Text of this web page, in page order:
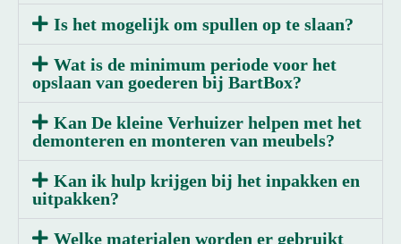
Is het mogelijk om spullen op te slaan?
Wat is de minimum periode voor het
opslaan van goederen bij BartBox?
Kan De kleine Verhuizer helpen met het
demonteren en monteren van meubels?
Kan ik hulp krijgen bij het inpakken en
uitpakken?
Welke materialen worden er gebruikt